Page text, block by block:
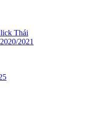
Thái
2021